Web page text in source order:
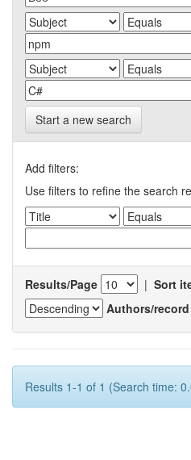
Start a new search
Add filters:
Use filters to refine the search
Results/Page | Sort
Authors/record
Results 1-1 of 1 (Search time: